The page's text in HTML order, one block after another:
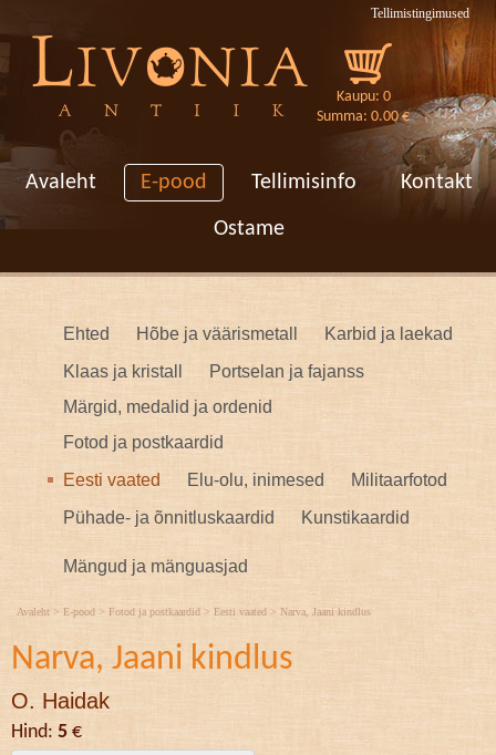
Tellimistingimused
[VAR:loren]
Kaupu: 0
Summa: 0.00 €
Avaleht E-pood Tellimisinfo Kontakt
Ostame
Ehted Hõbe ja väärismetall
Karbid ja laekad
Klaas ja kristall
Portselan ja fajanss
Märgid, medalid ja ordenid
Fotod ja postkaardid
Eesti vaated
Elu-olu, inimesed
Militaarfotod
Pühade- ja õnnitluskaardid
Kunstikaardid
Mängud ja mänguasjad
Avaleht > E-pood > Fotod ja postkaardid > Eesti vaated > Narva, Jaani kindlus
Narva, Jaani kindlus
O. Haidak
Hind: 5 €